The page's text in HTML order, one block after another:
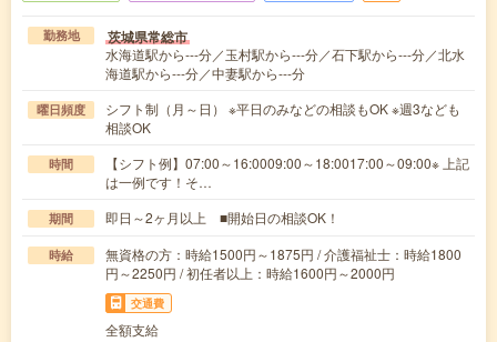
勤務地 茨城県常総市
水海道駅から---分／玉村駅から---分／石下駅から---分／北水
海道駅から---分／中妻駅から---分
曜日頻度
シフト制（月～日） ※平日のみなどの相談もOK ※週3なども
相談OK
時間
【シフト例】07:00～16:0009:00～18:0017:00～09:00※ 上記
は一例です！そ…
期間 即日～2ヶ月以上 ■開始日の相談OK！
時給
無資格の方：時給1500円～1875円 / 介護福祉士：時給1800
円～2250円 / 初任者以上：時給1600円～2000円
交通費
全額支給